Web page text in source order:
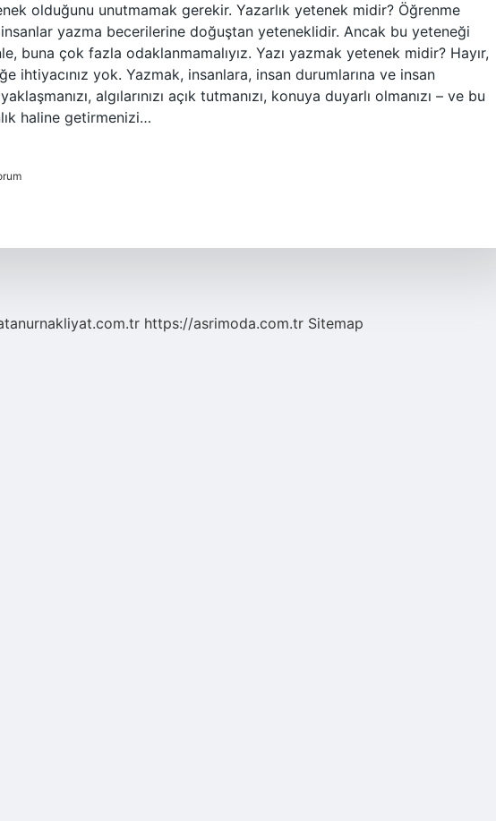
olduğunu unutmamak gerekir. Yazarlık yetenek midir? Öğrenme
yazma becerilerine doğuştan yeteneklidir. Ancak bu yeteneği
buna çok fazla odaklanmamalıyız. Yazı yazmak yetenek midir? Hayır,
ihtiyacınız yok. Yazmak, insanlara, insan durumlarına ve insan
algılarınızı açık tutmanızı, konuya duyarlı olmanızı – ve bu
haline getirmenizi…
https://asrimoda.com.tr Sitemap